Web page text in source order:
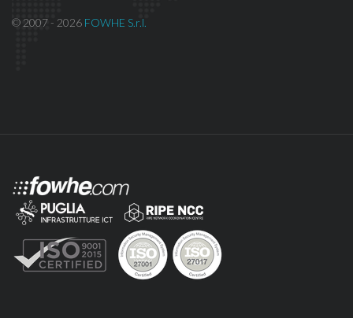
© 2007 - 2026 FOWHE S.r.l.